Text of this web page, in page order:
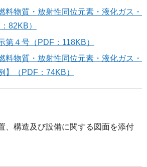
料物質・放射性同位元素・液化ガス・
82KB）
第４号（PDF：118KB）
料物質・放射性同位元素・液化ガス・
】（PDF：74KB）
、構造及び設備に関する図面を添付